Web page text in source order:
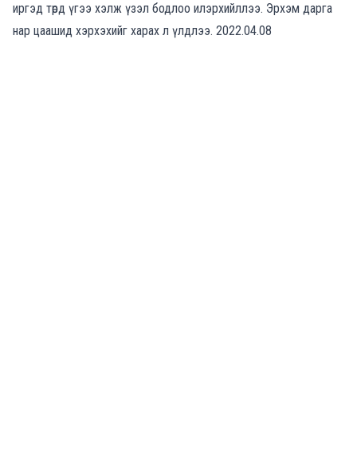
иргэд төрд үгээ хэлж үзэл бодлоо илэрхийллээ. Эрхэм дарга
нар цаашид хэрхэхийг харах л үлдлээ. 2022.04.08